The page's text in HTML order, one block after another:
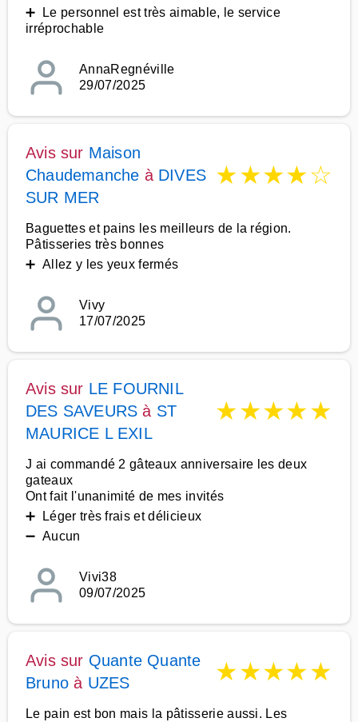
➕ Le personnel est très aimable, le service
irréprochable
AnnaRegnéville
29/07/2025
Avis sur Maison
Chaudemanche à DIVES
SUR MER
★★★★☆
Baguettes et pains les meilleurs de la région.
Pâtisseries très bonnes
➕ Allez y les yeux fermés
Vivy
17/07/2025
Avis sur LE FOURNIL
DES SAVEURS à ST
MAURICE L EXIL
★★★★★
J ai commandé 2 gâteaux anniversaire les deux
gateaux
Ont fait l'unanimité de mes invités
➕ Léger très frais et délicieux
➖ Aucun
Vivi38
09/07/2025
Avis sur Quante Quante
Bruno à UZES ★★★★★
Le pain est bon mais la pâtisserie aussi. Les